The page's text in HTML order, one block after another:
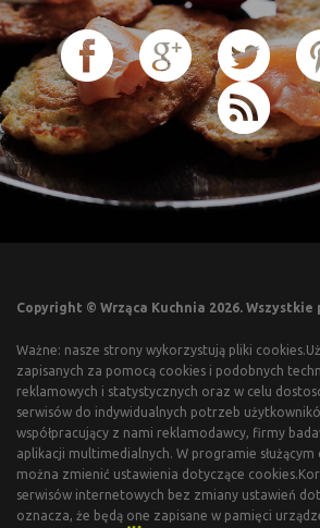
Copyright © Wrząca Kuchnia 2026.
Ważne: nasze strony wykorzystują pliki
zapisanych za pomocą cookies i podobnych
reklamowych i statystycznych oraz w celu
serwisów do indywidualnych potrzeb
współpracujący z nami reklamodawcy, firmy
aplikacji multimedialnych. W programie służącym
można zmienić ustawienia dotyczące
serwisów internetowych bez zmiany ustawień
oznacza, że będą one zapisane w pamięci